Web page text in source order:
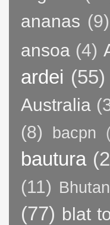
ananas (9)
ansoa (4)
ardei (55)
Australia
(8) bacpn
bautura
(11) Bhutan
(77) blat